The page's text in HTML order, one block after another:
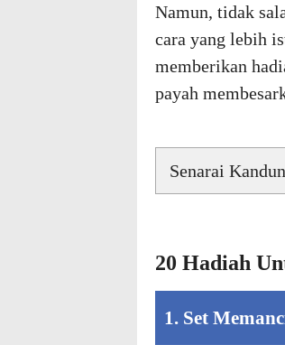
Namun, tidak
cara yang lebih
memberikan
payah
Senarai
20 Hadiah
1. Set